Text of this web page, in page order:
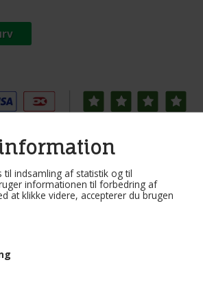
til indsamling af statistik og til
informationen til forbedring af
at klikke videre, accepterer du brugen
net
varer